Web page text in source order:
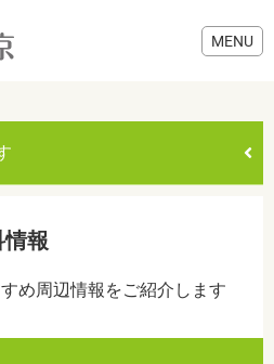
報
め周辺情報をご紹介します